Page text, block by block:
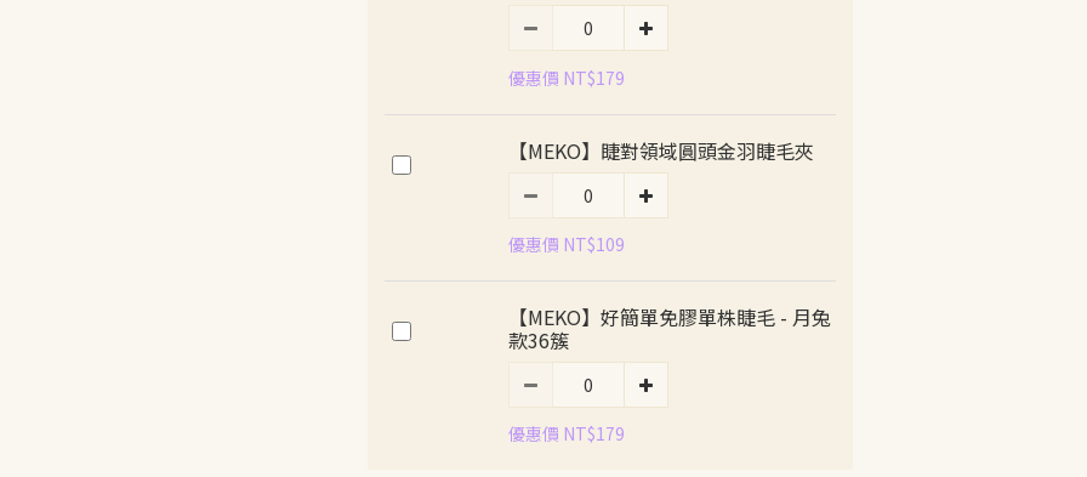
優惠價 NT$179
【MEKO】睫對領域圓頭金羽睫毛夾
優惠價 NT$109
【MEKO】好簡單免膠單株睫毛 - 月兔
款36簇
優惠價 NT$179